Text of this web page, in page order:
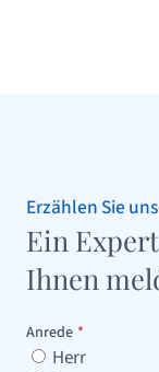
Erzählen Sie
Ein
Ihnen
Anrede *
Herr